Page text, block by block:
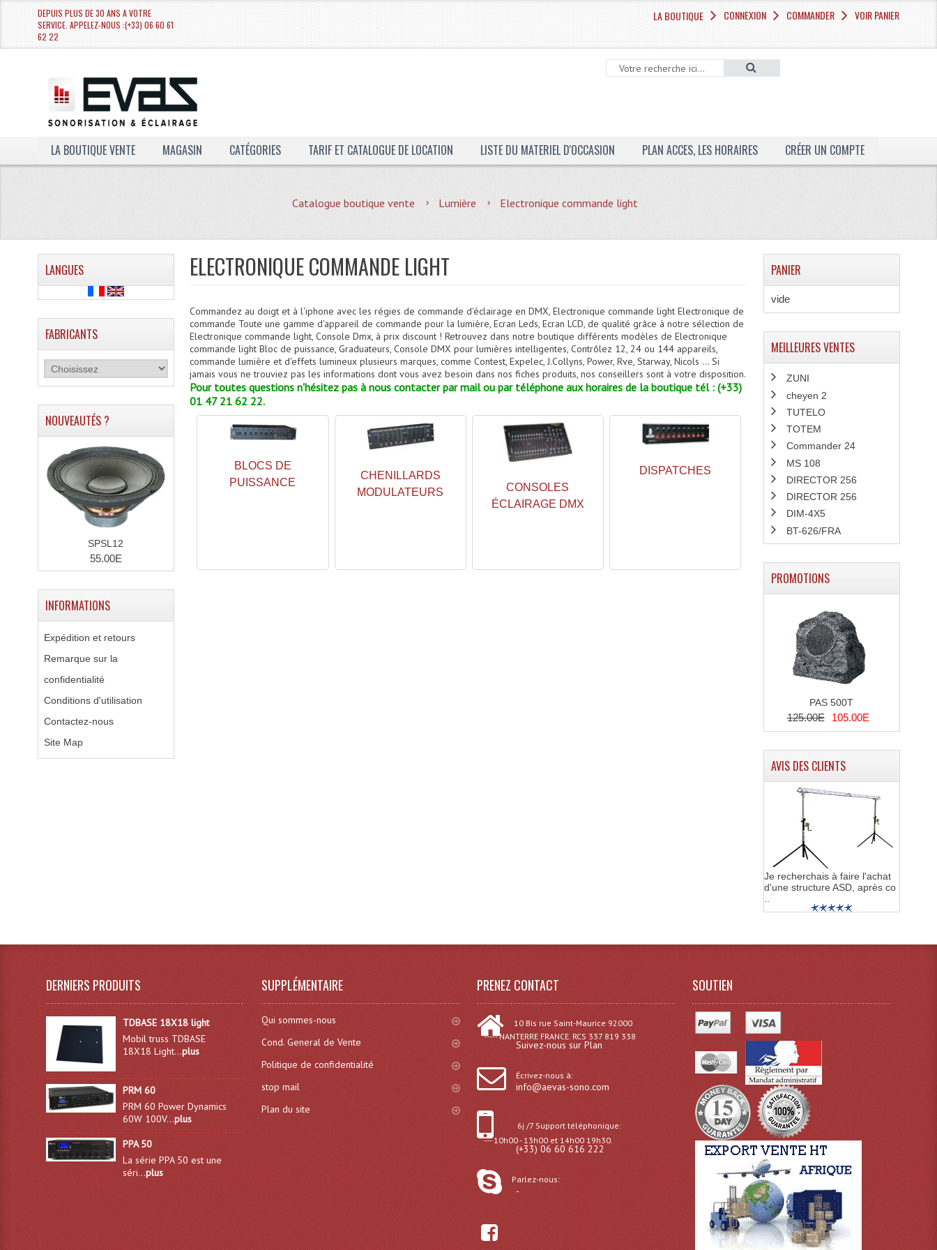
DEPUIS PLUS DE 30 ANS A VOTRE
SERVICE. APPELEZ-NOUS :(+33) 06 60 61
62 22
LA BOUTIQUE CONNEXION COMMANDER VOIR PANIER
LA BOUTIQUE VENTE MAGASIN CATÉGORIES TARIF ET CATALOGUE DE LOCATION LISTE DU MATERIEL D'OCCASION PLAN ACCES, LES HORAIRES CRÉER UN COMPTE
Catalogue boutique vente Lumière Electronique commande light
ELECTRONIQUE COMMANDE LIGHT
Commandez au doigt et à l'iphone avec les régies de commande d'éclairage en DMX, Electronique commande light Electronique de
commande Toute une gamme d'appareil de commande pour la lumière, Ecran Leds, Ecran LCD, de qualité grâce à notre sélection de
Electronique commande light, Console Dmx, à prix discount ! Retrouvez dans notre boutique différents modèles de Electronique
commande light Bloc de puissance, Graduateurs, Console DMX pour lumières intelligentes, Contrôlez 12, 24 ou 144 appareils,
commande lumière et d'effets lumineux plusieurs marques, comme Contest, Expelec, J.Collyns, Power, Rve, Starway, Nicols ... Si
jamais vous ne trouviez pas les informations dont vous avez besoin dans nos fiches produits, nos conseillers sont à votre disposition.
Pour toutes questions n'hésitez pas à nous contacter par mail ou par téléphone aux horaires de la boutique tél : (+33)
01 47 21 62 22.
BLOCS DE
PUISSANCE
CHENILLARDS
MODULATEURS
CONSOLES
ÉCLAIRAGE DMX
DISPATCHES
LANGUES
FABRICANTS
NOUVEAUTÉS ?
SPSL12
55.00E
INFORMATIONS
Expédition et retours
Remarque sur la
confidentialité
Conditions d'utilisation
Contactez-nous
Site Map
PANIER
vide
MEILLEURES VENTES
ZUNI
cheyen 2
TUTELO
TOTEM
Commander 24
MS 108
DIRECTOR 256
DIRECTOR 256
DIM-4X5
BT-626/FRA
PROMOTIONS
PAS 500T
125.00E 105.00E
AVIS DES CLIENTS
Je recherchais à faire l'achat
d'une structure ASD, après co
DERNIERS PRODUITS
TDBASE 18X18 light
Mobil truss TDBASE
18X18 Light...plus
PRM 60
PRM 60 Power Dynamics
60W 100V...plus
PPA 50
La série PPA 50 est une
séri...plus
SUPPLÉMENTAIRE
Qui sommes-nous
Cond. General de Vente
Politique de confidentialité
stop mail
Plan du site
PRENEZ CONTACT
10 Bis rue Saint-Maurice 92000
----- NANTERRE FRANCE. RCS 337 819 338
Suivez-nous sur Plan
Écrivez-nous à:
info@aevas-sono.com
6j /7 Support téléphonique:
--- 10h00 - 13h00 et 14h00 19h30.
(+33) 06 60 616 222
Parlez-nous:
-
SOUTIEN